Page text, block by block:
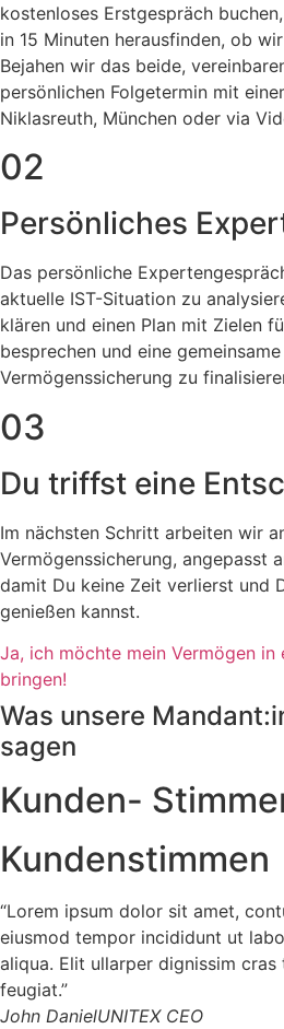
kostenloses Erstgespräch
in 15 Minuten herausfinden, ob
Bejahen wir das beide,
persönlichen Folgetermin mit
Niklasreuth, München oder via
02
Persönliches
Das persönliche
aktuelle IST-Situation zu
klären und einen Plan mit Zielen
besprechen und eine
Vermögenssicherung zu
03
Du triffst eine
Im nächsten Schritt arbeiten wir
Vermögenssicherung, angepasst
damit Du keine Zeit verlierst und
genießen kannst.
Ja, ich möchte mein Vermögen in
bringen!
Was unsere
sagen
Kunden-
Kundenstimmen
“Lorem ipsum dolor sit amet,
eiusmod tempor incididunt ut
aliqua. Elit ullarper dignissim
feugiat.”
John DanielUNITEX CEO